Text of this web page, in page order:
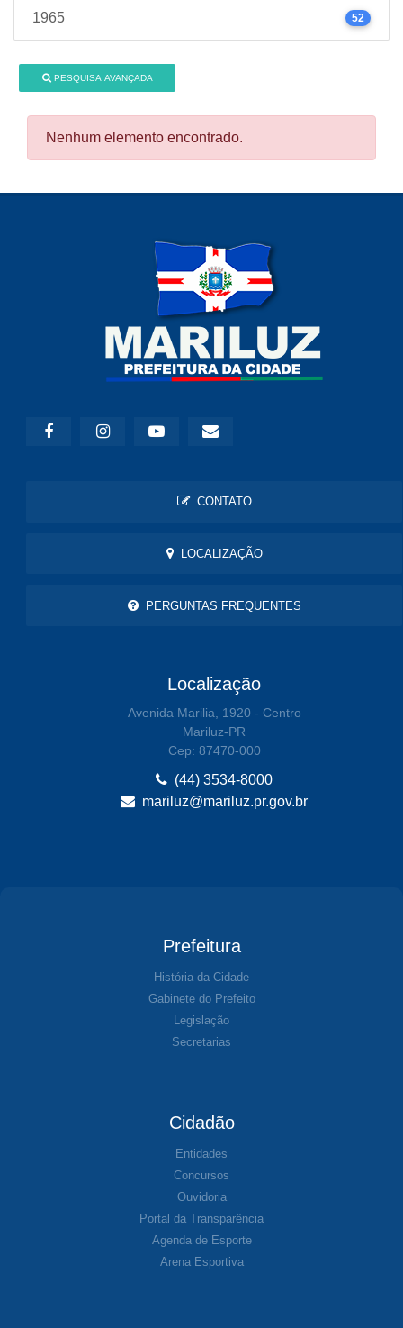
1965 52
PESQUISA AVANÇADA
Nenhum elemento encontrado.
CONTATO
LOCALIZAÇÃO
PERGUNTAS FREQUENTES
Localização
Avenida Marilia, 1920 - Centro
Mariluz-PR
Cep: 87470-000
(44) 3534-8000
mariluz@mariluz.pr.gov.br
Prefeitura
História da Cidade
Gabinete do Prefeito
Legislação
Secretarias
Cidadão
Entidades
Concursos
Ouvidoria
Portal da Transparência
Agenda de Esporte
Arena Esportiva